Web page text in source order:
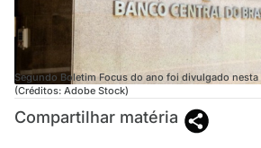
Segundo Boletim Focus do ano foi divulgado nesta
(Créditos: Adobe Stock)
Compartilhar matéria